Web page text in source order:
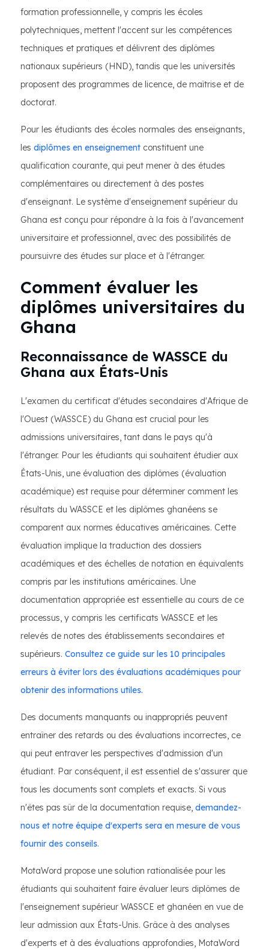
formation professionnelle, y compris les écoles
polytechniques, mettent l'accent sur les compétences
techniques et pratiques et délivrent des diplômes
nationaux supérieurs (HND), tandis que les universités
proposent des programmes de licence, de maîtrise et de
doctorat.
Pour les étudiants des écoles normales des enseignants,
les diplômes en enseignement constituent une
qualification courante, qui peut mener à des études
complémentaires ou directement à des postes
d'enseignant. Le système d'enseignement supérieur du
Ghana est conçu pour répondre à la fois à l'avancement
universitaire et professionnel, avec des possibilités de
poursuivre des études sur place et à l'étranger.
Comment évaluer les
diplômes universitaires du
Ghana
Reconnaissance de WASSCE du
Ghana aux États-Unis
L'examen du certificat d'études secondaires d'Afrique de
l'Ouest (WASSCE) du Ghana est crucial pour les
admissions universitaires, tant dans le pays qu'à
l'étranger. Pour les étudiants qui souhaitent étudier aux
États-Unis, une évaluation des diplômes (évaluation
académique) est requise pour déterminer comment les
résultats du WASSCE et les diplômes ghanéens se
comparent aux normes éducatives américaines. Cette
évaluation implique la traduction des dossiers
académiques et des échelles de notation en équivalents
compris par les institutions américaines. Une
documentation appropriée est essentielle au cours de ce
processus, y compris les certificats WASSCE et les
relevés de notes des établissements secondaires et
supérieurs. Consultez ce guide sur les 10 principales
erreurs à éviter lors des évaluations académiques pour
obtenir des informations utiles.
Des documents manquants ou inappropriés peuvent
entraîner des retards ou des évaluations incorrectes, ce
qui peut entraver les perspectives d'admission d'un
étudiant. Par conséquent, il est essentiel de s'assurer que
tous les documents sont complets et exacts. Si vous
n'êtes pas sûr de la documentation requise, demandez-
nous et notre équipe d'experts sera en mesure de vous
fournir des conseils.
MotaWord propose une solution rationalisée pour les
étudiants qui souhaitent faire évaluer leurs diplômes de
l'enseignement supérieur WASSCE et ghanéen en vue de
leur admission aux États-Unis. Grâce à des analyses
d'experts et à des évaluations approfondies, MotaWord